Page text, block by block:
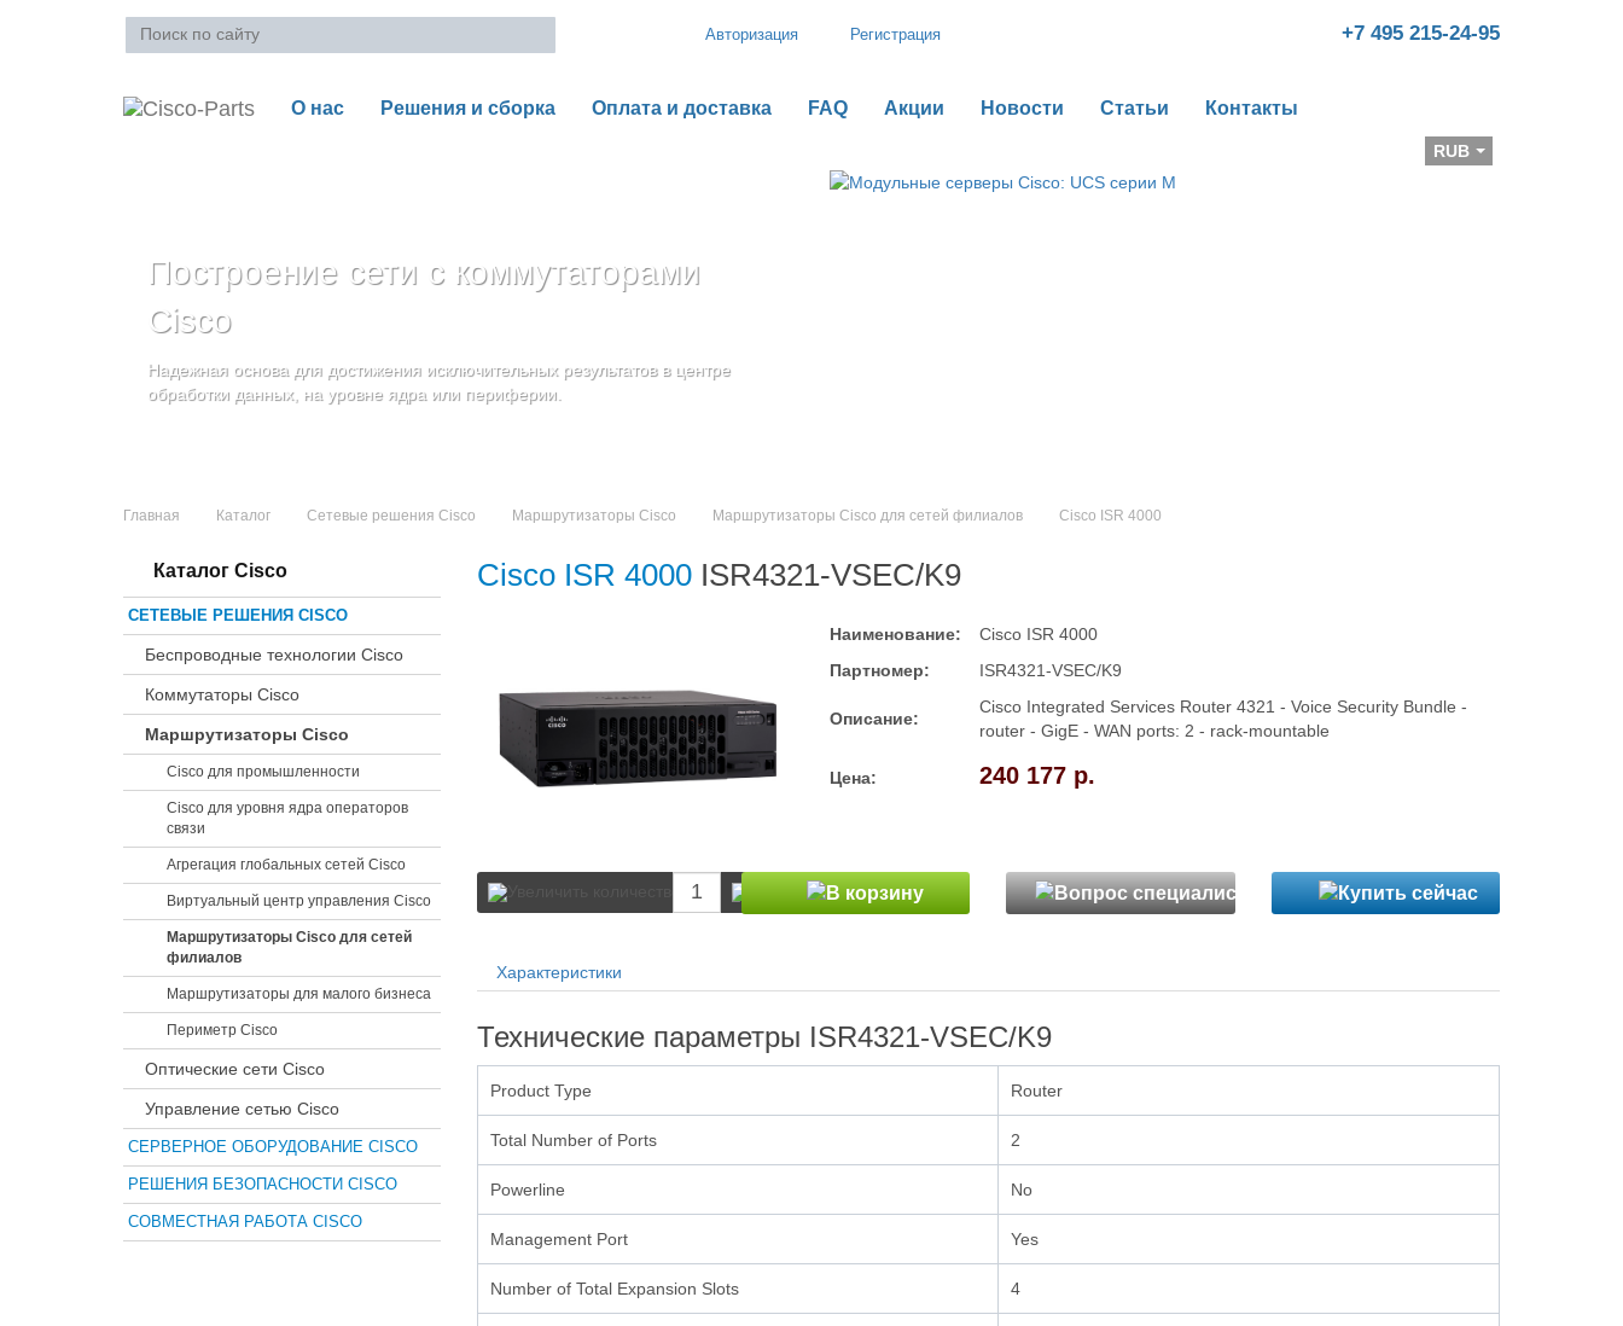
Авторизация Регистрация +7 495 215-24-95
О нас Решения и сборка Оплата и доставка FAQ Акции Новости Статьи Контакты
RUB
Построение сети с коммутаторами
Cisco
Надежная основа для достижения исключительных результатов в центре
обработки данных, на уровне ядра или периферии.
Стоечные серверы Cisco UCS серии C
и повышение адаптивности Вашего бизнеса
Блейд-серверы: UCS серии B
и дополнительные компоненты
Увеличьте производительность сервера с помощью гибкой,
масштабируемой архитектуры
Главная Каталог Сетевые решения Cisco Маршрутизаторы Cisco Маршрутизаторы Cisco для сетей филиалов Cisco ISR 4000
Каталог Cisco
СЕТЕВЫЕ РЕШЕНИЯ CISCO
Беспроводные технологии Cisco
Коммутаторы Cisco
Маршрутизаторы Cisco
Cisco для промышленности
Cisco для уровня ядра операторов
связи
Агрегация глобальных сетей Cisco
Виртуальный центр управления Cisco
Маршрутизаторы Cisco для сетей
филиалов
Маршрутизаторы для малого бизнеса
Периметр Cisco
Оптические сети Cisco
Управление сетью Cisco
СЕРВЕРНОЕ ОБОРУДОВАНИЕ CISCO
РЕШЕНИЯ БЕЗОПАСНОСТИ CISCO
СОВМЕСТНАЯ РАБОТА CISCO
Cisco ISR 4000 ISR4321-VSEC/K9
Наименование:
Cisco ISR 4000
Партномер:
ISR4321-VSEC/K9
Описание:
Cisco Integrated Services Router 4321 - Voice Security Bundle -
router - GigE - WAN ports: 2 - rack-mountable
Цена: 240 177 р.
Характеристики
Технические параметры ISR4321-VSEC/K9
Product Type Router
Total Number of Ports 2
Powerline No
Management Port Yes
Number of Total Expansion Slots 4